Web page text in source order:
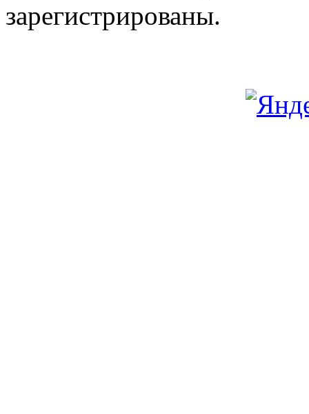
зарегистрированы.